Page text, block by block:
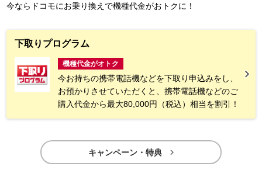
今ならドコモにお乗り換えで機種代金がおトクに！
下取りプログラム
機種代金がオトク
今お持ちの携帯電話機などを下取り申込みをし、
お預かりさせていただくと、携帯電話機などのご
購入代金から最大80,000円（税込）相当を割引！
キャンペーン・特典 